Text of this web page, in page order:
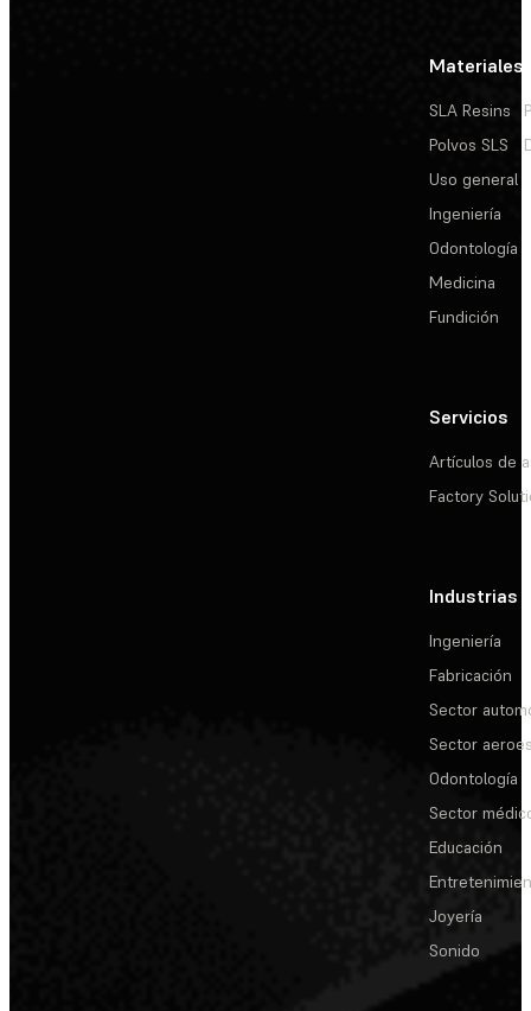
Materiales
SLA Resins
Polvos SLS
Uso general
Ingeniería
Odontología
Medicina
Fundición
Servicios
Artículos de
Factory
Industrias
Ingeniería
Fabricación
Sector
Sector
Odontología
Sector
Educación
Joyería
Sonido